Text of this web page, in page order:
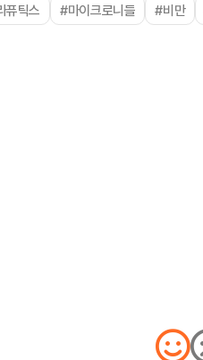
퓨틱스 #마이크로니들 #비만